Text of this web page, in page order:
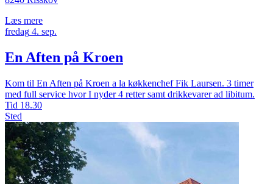
Læs mere
fredag 4. sep.
En Aften på Kroen
Kom til En Aften på Kroen a la køkkenchef Fik Laursen. 3 timer
med full service hvor I nyder 4 retter samt drikkevarer ad libitum.
Tid 18.30
Sted